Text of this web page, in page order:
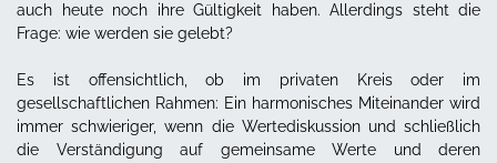
auch heute noch ihre Gültigkeit haben. Allerdings steht die
Frage: wie werden sie gelebt?
Es ist offensichtlich, ob im privaten Kreis oder im
gesellschaftlichen Rahmen: Ein harmonisches Miteinander wird
immer schwieriger, wenn die Wertediskussion und schließlich
die Verständigung auf gemeinsame Werte und deren